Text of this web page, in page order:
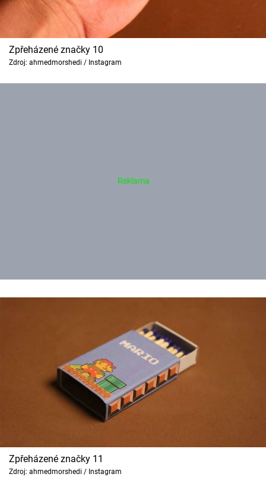
Zpřeházené značky 10
Zdroj: ahmedmorshedi / Instagram
Zpřeházené značky 11
Zdroj: ahmedmorshedi / Instagram